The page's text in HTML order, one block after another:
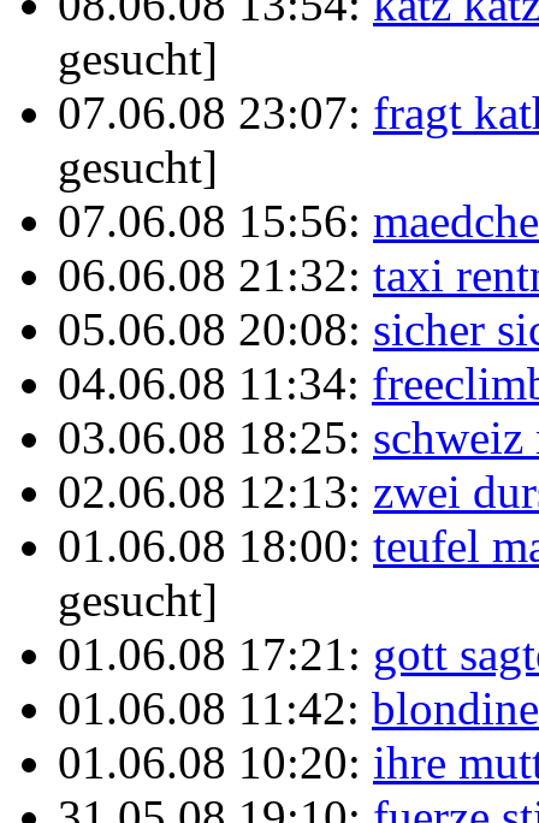
gesucht]
07.06.08 23:07: fragt
gesucht]
07.06.08 15:56:
06.06.08 21:32: taxi
05.06.08 20:08: sicher
04.06.08 11:34:
03.06.08 18:25: schweiz
02.06.08 12:13: zwei
01.06.08 18:00: teufel
gesucht]
01.06.08 17:21: gott
01.06.08 11:42:
01.06.08 10:20: ihre